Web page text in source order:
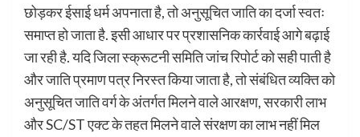
छोड़कर ईसाई धर्म अपनाता है, तो अनुसूचित जाति का दर्जा स्वतः
समाप्त हो जाता है. इसी आधार पर प्रशासनिक कार्रवाई आगे बढ़ाई
जा रही है. यदि जिला स्क्रूटनी समिति जांच रिपोर्ट को सही पाती है
और जाति प्रमाण पत्र निरस्त किया जाता है, तो संबंधित व्यक्ति को
अनुसूचित जाति वर्ग के अंतर्गत मिलने वाले आरक्षण, सरकारी लाभ
और SC/ST एक्ट के तहत मिलने वाले संरक्षण का लाभ नहीं मिल